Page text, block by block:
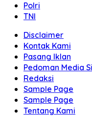
Polri
TNI
Disclaimer
Kontak Kami
Pasang Iklan
Pedoman Media
Redaksi
Sample Page
Sample Page
Tentang Kami